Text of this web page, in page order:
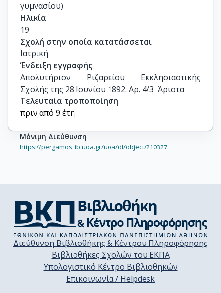
γυμνασίου)
Ηλικία
19
Σχολή στην οποία κατατάσσεται
Ιατρική
Ένδειξη εγγραφής
Απολυτήριον Ριζαρείου Εκκλησιαστικής
Σχολής της 28 Ιουνίου 1892. Αρ. 4/3  Άριστα
Τελευταία τροποποίηση
πριν από 9 έτη
Μόνιμη Διεύθυνση
https://pergamos.lib.uoa.gr/uoa/dl/object/210327
Διεύθυνση Βιβλιοθήκης & Κέντρου Πληροφόρησης
Βιβλιοθήκες Σχολών του ΕΚΠΑ
Υπολογιστικό Κέντρο Βιβλιοθηκών
Επικοινωνία / Helpdesk